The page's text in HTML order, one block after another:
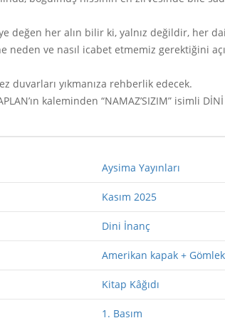
değen her alın bilir ki, yalnız değildir, her
neden ve nasıl icabet etmemiz gerektiğini
duvarları yıkmanıza rehberlik edecek.
kaleminden “NAMAZ’SIZIM” isimli
Aysima Yayınları
Kasım 2025
Dini İnanç
Amerikan kapak + Gömlek
Kitap Kâğıdı
1. Basım